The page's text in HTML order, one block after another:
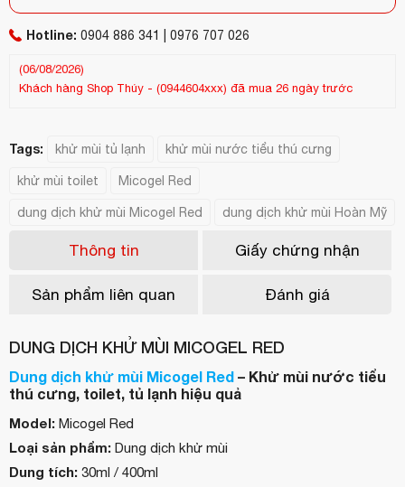
Hotline: 0904 886 341 | 0976 707 026
Khách hàngpham thị ngọc -(0913436xxx)đã mua 2 ngày trước
Khách hàng
(13/07/2026)
Tags: khử mùi tủ lạnh khử mùi nước tiểu thú cưng
khử mùi toilet Micogel Red
dung dịch khử mùi Micogel Red dung dịch khử mùi Hoàn Mỹ
Thông tin Giấy chứng nhận
Sản phẩm liên quan Đánh giá
DUNG DỊCH KHỬ MÙI MICOGEL RED
Dung dịch khử mùi Micogel Red – Khử mùi nước tiểu
thú cưng, toilet, tủ lạnh hiệu quả
Model: Micogel Red
Loại sản phẩm: Dung dịch khử mùi
Dung tích: 30ml / 400ml